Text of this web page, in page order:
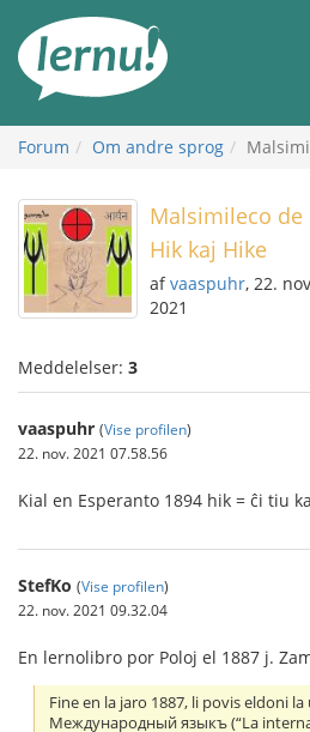
indholdet
Forum Om andre sprog
Malsimileco de
Hik kaj Hike
afvaaspuhr, 22.
2021
Meddelelser: 3
vaaspuhr (Vise profilen)
22. nov. 2021 07.58.56
Kial en Esperanto 1894 hik = ĉi tiu
StefKo (Vise profilen)
22. nov. 2021 09.32.04
En lernolibro por Poloj el 1887 j.
Fine en la jaro 1887, li povis eldoni
Международный языкъ (“La